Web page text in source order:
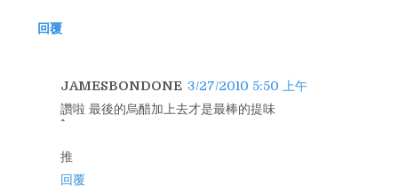
回覆
JAMESBONDONE 3/27/2010 5:50 上午
讚啦 最後的烏醋加上去才是最棒的提味
推
回覆